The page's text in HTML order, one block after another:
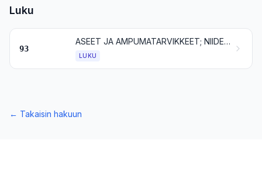
Luku
93
ASEET JA AMPUMATARVIKKEET; NIIDEN OSAT JA TARVIKKEET
LUKU
← Takaisin hakuun